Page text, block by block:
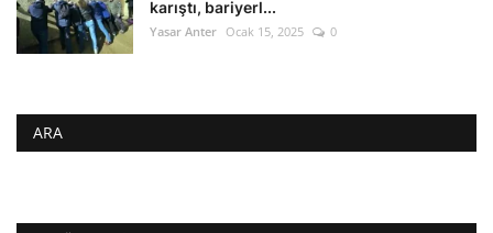
karıştı, bariyerl...
Yasar Anter Ocak 15, 2025 0
ARA